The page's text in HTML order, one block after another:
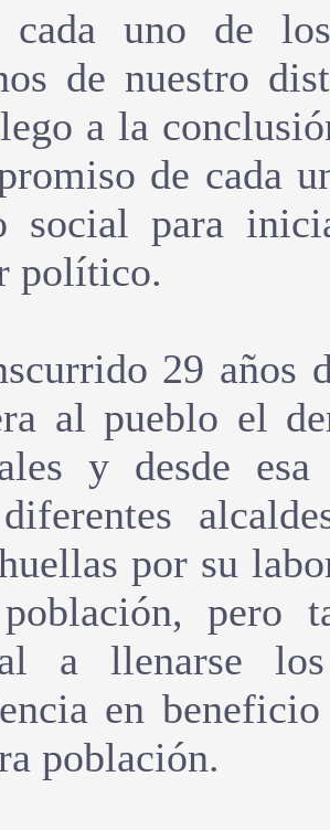
uno de
de nuestro
a la
de cada
social para
político.
29 años
al pueblo el
y desde
por su
población, pero
a llenarse
en
población.